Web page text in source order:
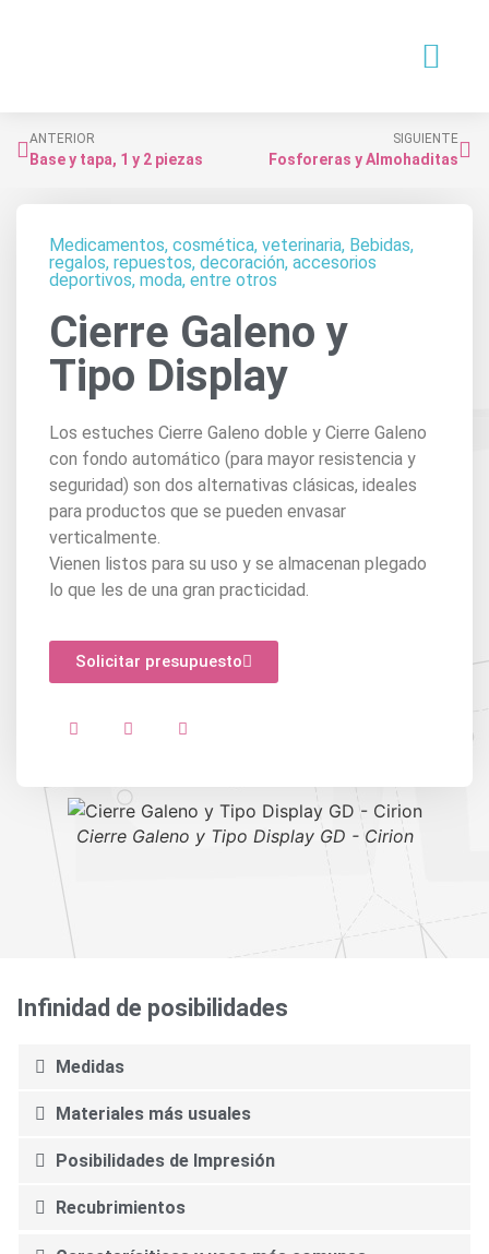
ANTERIOR
Base y tapa, 1 y 2 piezas
SIGUIENTE
Fosforeras y Almohaditas
Cierre Galeno y Tipo Display GD - Cirion
Medicamentos, cosmética, veterinaria, Bebidas,
regalos, repuestos, decoración, accesorios
deportivos, moda, entre otros
Cierre Galeno y
Tipo Display
Los estuches Cierre Galeno doble y Cierre Galeno
con fondo automático (para mayor resistencia y
seguridad) son dos alternativas clásicas, ideales
para productos que se pueden envasar
verticalmente.
Vienen listos para su uso y se almacenan plegado
lo que les de una gran practicidad.
Solicitar presupuesto
Infinidad de posibilidades
Medidas
Materiales más usuales
Posibilidades de Impresión
Recubrimientos